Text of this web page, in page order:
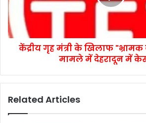
केंद्रीय गृह मंत्री के खिलाफ "भ्रामक
मामले में देहरादून में
Related Articles